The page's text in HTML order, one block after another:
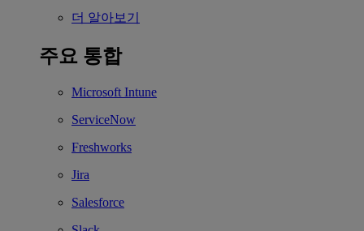
더 알아보기
주요 통합
Microsoft Intune
ServiceNow
Freshworks
Jira
Salesforce